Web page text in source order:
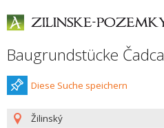
Baugrundstücke Čadca
Diese Suche speichern
Žilinský